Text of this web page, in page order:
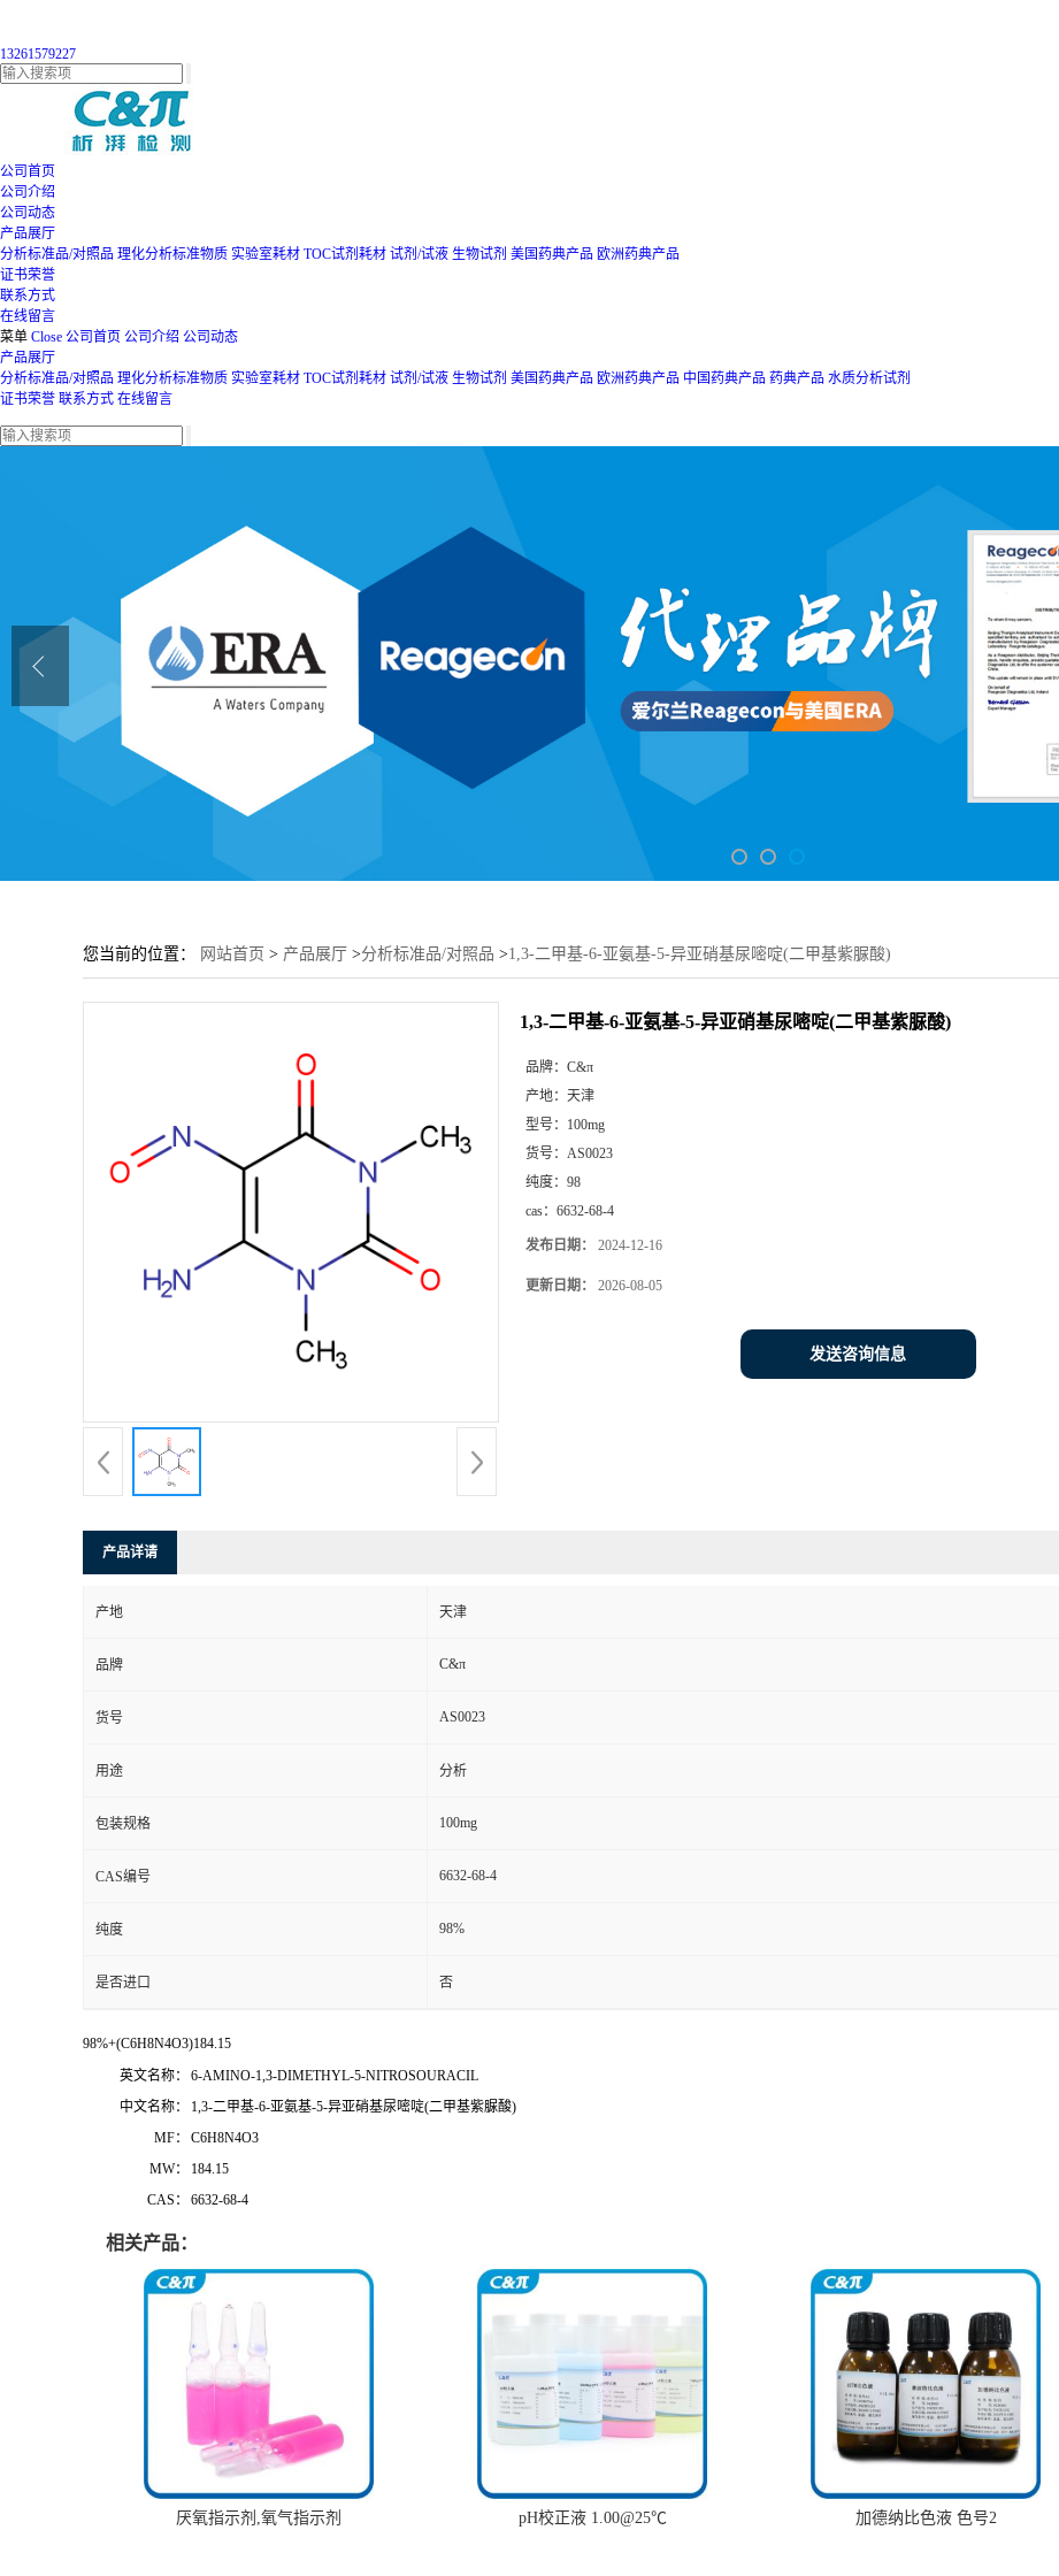
13261579227
公司首页
公司介绍
公司动态
产品展厅
分析标准品/对照品 理化分析标准物质 实验室耗材 TOC试剂耗材 试剂/试液 生物试剂 美国药典产品 欧洲药典产品
证书荣誉
联系方式
在线留言
菜单 Close 公司首页 公司介绍 公司动态
产品展厅
分析标准品/对照品 理化分析标准物质 实验室耗材 TOC试剂耗材 试剂/试液 生物试剂 美国药典产品 欧洲药典产品 中国药典产品 药典产品 水质分析试剂
证书荣誉 联系方式 在线留言
您当前的位置： 网站首页 > 产品展厅 >分析标准品/对照品 >1,3-二甲基-6-亚氨基-5-异亚硝基尿嘧啶(二甲基紫脲酸)
1,3-二甲基-6-亚氨基-5-异亚硝基尿嘧啶(二甲基紫脲酸)
品牌： C&π
产地： 天津
型号： 100mg
货号： AS0023
纯度： 98
cas： 6632-68-4
发布日期： 2024-12-16
更新日期： 2026-08-05
发送咨询信息
产品详请
产地 天津
品牌 C&π
货号 AS0023
用途 分析
包装规格 100mg
CAS编号 6632-68-4
纯度 98%
是否进口 否
98%+(C6H8N4O3)184.15
英文名称：
6-AMINO-1,3-DIMETHYL-5-NITROSOURACIL
中文名称：
1,3-二甲基-6-亚氨基-5-异亚硝基尿嘧啶(二甲基紫脲酸)
MF：
C6H8N4O3
MW：
184.15
CAS：
6632-68-4
相关产品：
厌氧指示剂,氧气指示剂 pH校正液 1.00@25℃ 加德纳比色液 色号2